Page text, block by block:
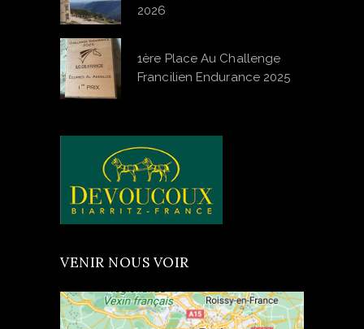
2026
1ère Place Au Challenge
Francilien Endurance 2025
VENIR NOUS VOIR